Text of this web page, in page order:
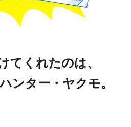
てくれたのは、
ンター・ヤクモ。